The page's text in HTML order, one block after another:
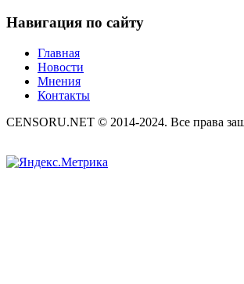
Навигация по сайту
Главная
Новости
Мнения
Контакты
CENSORU.NET © 2014-2024. Все права